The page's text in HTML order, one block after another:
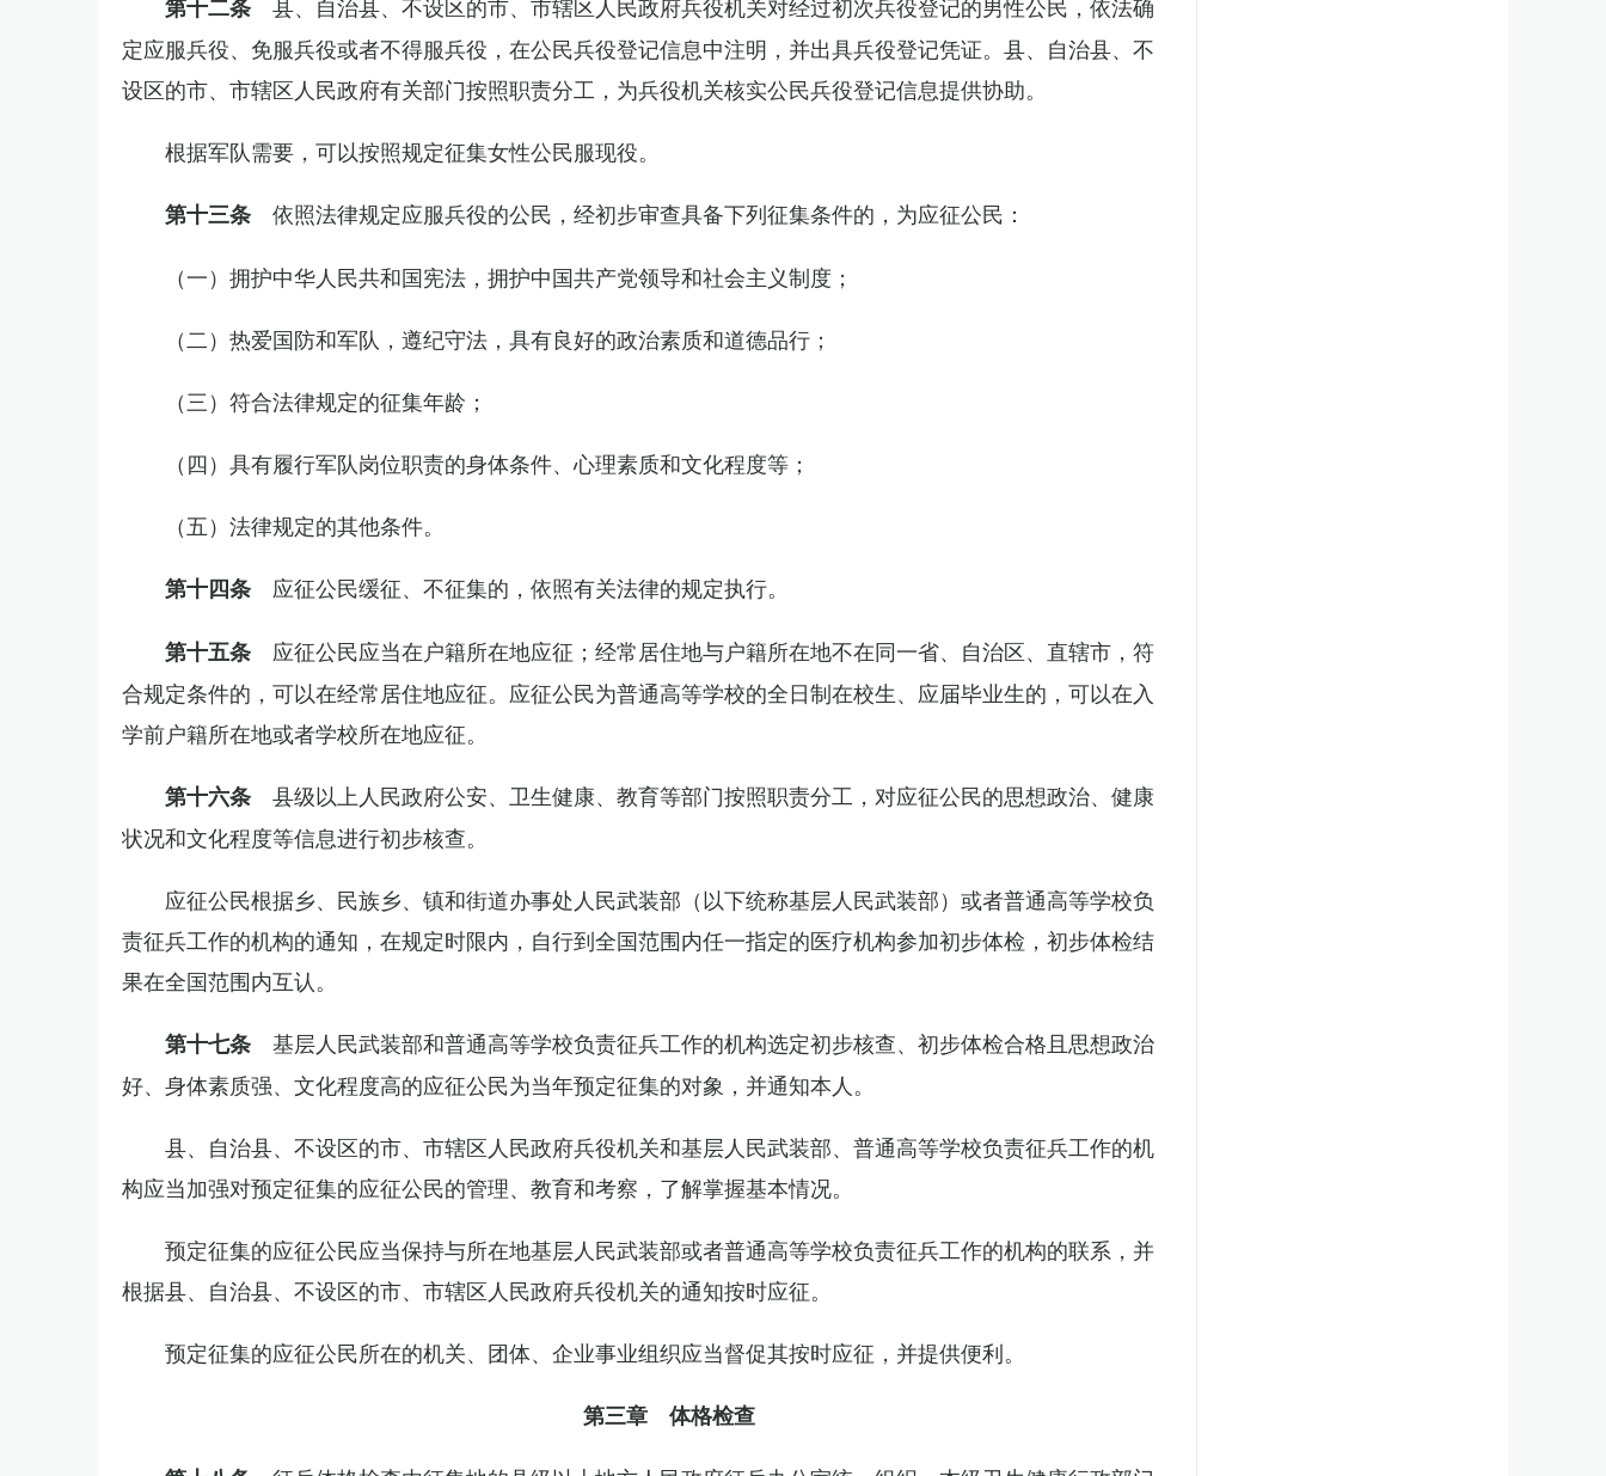
第十二条
定应服兵役、免服兵役或者不得服兵役，在公民兵役登记信息中注明，并出具兵役登记凭证。县、自治县、不
设区的市、市辖区人民政府有关部门按照职责分工，为兵役机关核实公民兵役登记信息提供协助。
根据军队需要，可以按照规定征集女性公民服现役。
第十三条 依照法律规定应服兵役的公民，经初步审查具备下列征集条件的，为应征公民：
（一）拥护中华人民共和国宪法，拥护中国共产党领导和社会主义制度；
（二）热爱国防和军队，遵纪守法，具有良好的政治素质和道德品行；
（三）符合法律规定的征集年龄；
（四）具有履行军队岗位职责的身体条件、心理素质和文化程度等；
（五）法律规定的其他条件。
第十四条 应征公民缓征、不征集的，依照有关法律的规定执行。
第十五条 应征公民应当在户籍所在地应征；经常居住地与户籍所在地不在同一省、自治区、直辖市，符
合规定条件的，可以在经常居住地应征。应征公民为普通高等学校的全日制在校生、应届毕业生的，可以在入
学前户籍所在地或者学校所在地应征。
第十六条 县级以上人民政府公安、卫生健康、教育等部门按照职责分工，对应征公民的思想政治、健康
状况和文化程度等信息进行初步核查。
应征公民根据乡、民族乡、镇和街道办事处人民武装部（以下统称基层人民武装部）或者普通高等学校负
责征兵工作的机构的通知，在规定时限内，自行到全国范围内任一指定的医疗机构参加初步体检，初步体检结
果在全国范围内互认。
第十七条 基层人民武装部和普通高等学校负责征兵工作的机构选定初步核查、初步体检合格且思想政治
好、身体素质强、文化程度高的应征公民为当年预定征集的对象，并通知本人。
县、自治县、不设区的市、市辖区人民政府兵役机关和基层人民武装部、普通高等学校负责征兵工作的机
构应当加强对预定征集的应征公民的管理、教育和考察，了解掌握基本情况。
预定征集的应征公民应当保持与所在地基层人民武装部或者普通高等学校负责征兵工作的机构的联系，并
根据县、自治县、不设区的市、市辖区人民政府兵役机关的通知按时应征。
预定征集的应征公民所在的机关、团体、企业事业组织应当督促其按时应征，并提供便利。
第三章 体格检查